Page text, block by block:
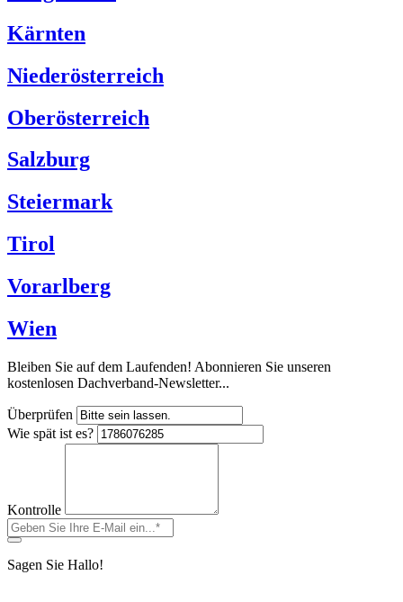
Kärnten
Niederösterreich
Oberösterreich
Salzburg
Steiermark
Tirol
Vorarlberg
Wien
Bleiben Sie auf dem Laufenden! Abonnieren Sie unseren
kostenlosen Dachverband-Newsletter...
Überprüfen
Wie spät ist es?
Kontrolle
Sagen Sie Hallo!